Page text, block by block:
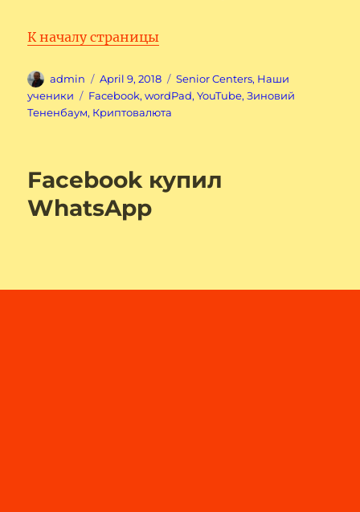
К началу страницы
Author
admin
Posted
on
April 9, 2018 Categories
Senior Centers, Наши
ученики
Tags
Facebook,wordPad,YouTube,Зиновий
Тененбаум, Криптовалюта
Facebook купил
WhatsApp